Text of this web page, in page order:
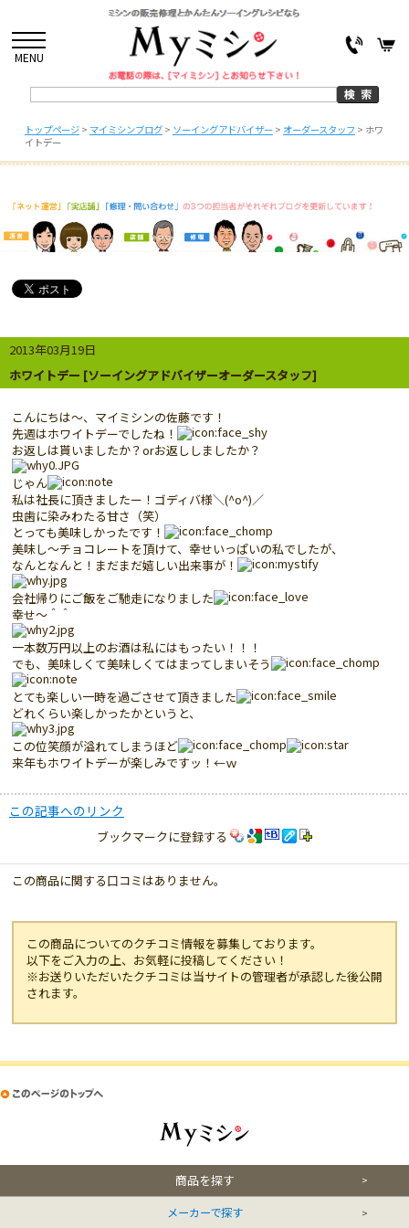
MENU
トップページ> マイミシンブログ> ソーイングアドバイザー> オーダースタッフ > ホワ
イトデー
2013年03月19日
ホワイトデー [ソーイングアドバイザーオーダースタッフ]
こんにちは～、マイミシンの佐藤です！
先週はホワイトデーでしたね！
お返しは貰いましたか？orお返ししましたか？
じゃん
私は社長に頂きましたー！ゴディバ様＼(^o^)／
虫歯に染みわたる甘さ（笑）
とっても美味しかったです！
美味し～チョコレートを頂けて、幸せいっぱいの私でしたが、
なんとなんと！まだまだ嬉しい出来事が！
会社帰りにご飯をご馳走になりました
幸せ～＾＾
一本数万円以上のお酒は私にはもったい！！！
でも、美味しくて美味しくてはまってしまいそう
とても楽しい一時を過ごさせて頂きました
どれくらい楽しかったかというと、
この位笑顔が溢れてしまうほど
来年もホワイトデーが楽しみですッ！←ｗ
この記事へのリンク
ブックマークに登録する
この商品に関する口コミはありません。
この商品についてのクチコミ情報を募集しております。
以下をご入力の上、お気軽に投稿してください！
※お送りいただいたクチコミは当サイトの管理者が承認した後公開
されます。
商品を探す
メーカーで探す